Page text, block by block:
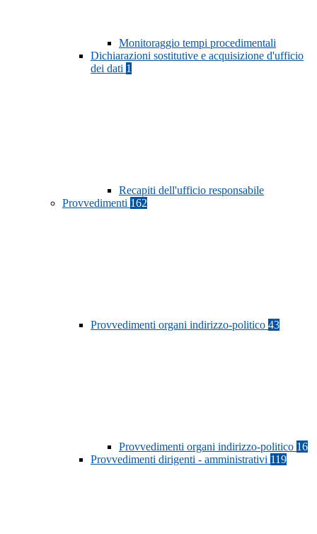
Monitoraggio tempi procedimentali
Dichiarazioni sostitutive e acquisizione d'ufficio
dei dati 1
Recapiti dell'ufficio responsabile
Provvedimenti 162
Provvedimenti organi indirizzo-politico 43
Provvedimenti organi indirizzo-politico 16
Provvedimenti dirigenti - amministrativi 119